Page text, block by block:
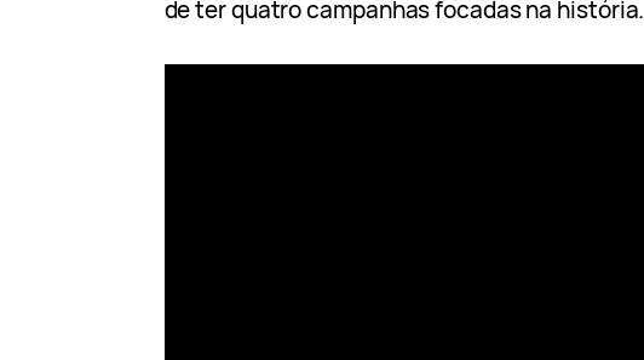
de ter quatro campanhas focadas na história.